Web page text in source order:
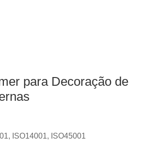
para Decoração de
ISO14001, ISO45001